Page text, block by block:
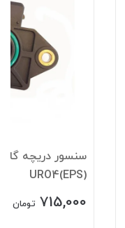
سنسور دریچه
URO4(EPS)
715,000 تومان